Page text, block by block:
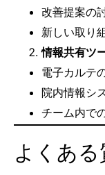
改善提案の
新しい取り
情報共有ツ
電子カルテ
院内情報シ
チーム内で
よくある